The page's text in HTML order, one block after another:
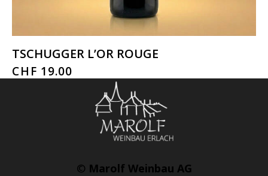
TSCHUGGER L’OR ROUGE
CHF 19.00
© Marolf Weinbau AG